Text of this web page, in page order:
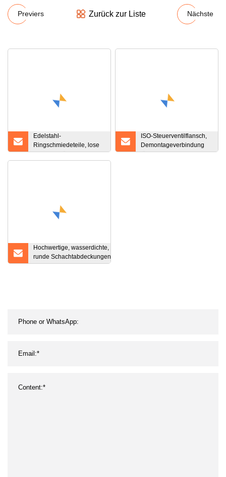
Previers Zurück zur Liste Nächste
Edelstahl-
Ringschmiedeteile, lose
Flansch-Stützringe, China
ISO-Steuerventilflansch,
Demontageverbindung
für
Hochwertige, wasserdichte,
runde Schachtabdeckungen
und Rahmen aus SMC-
aus Harz